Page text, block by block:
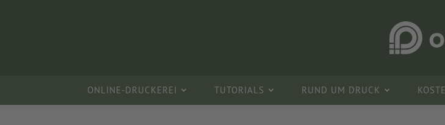
ONLINE-DRUCKEREI TUTORIALS RUND UM DRUCK